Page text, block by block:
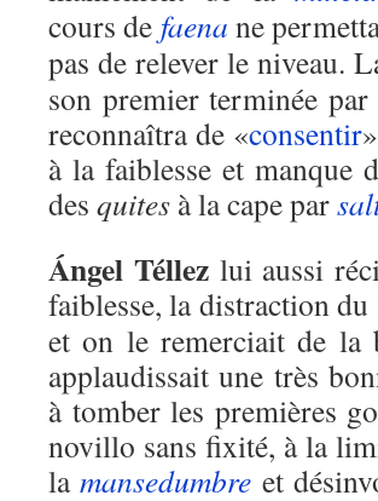
cours de faena ne
pas de relever le niveau.
son premier terminée par
reconnaîtra de «consentir
à la faiblesse et manque
des quites à la cape par
Ángel Téllezlui aussi
faiblesse, la distraction du
et on le remerciait de la
applaudissait une très
à tomber les premières
novillo sans fixité, à la
lamansedumbre et